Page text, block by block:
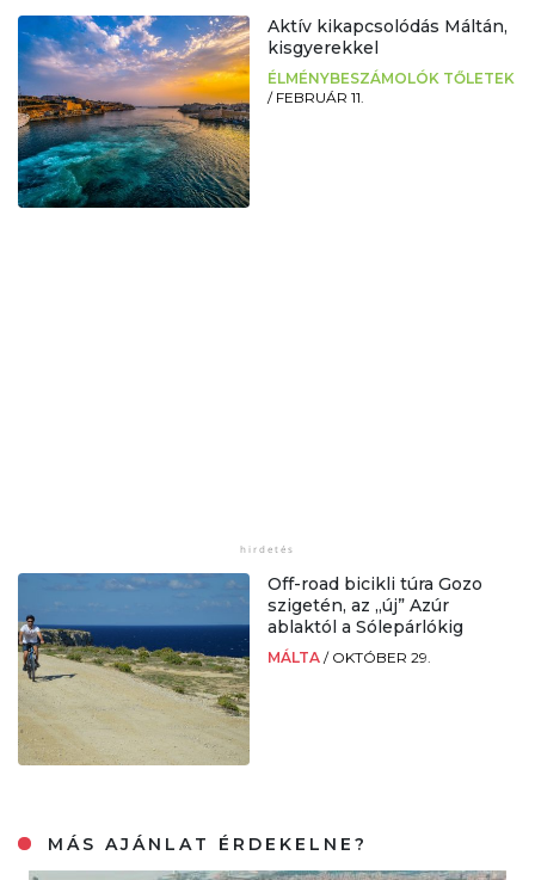
Aktív kikapcsolódás Máltán,
kisgyerekkel
ÉLMÉNYBESZÁMOLÓK TŐLETEK
/ FEBRUÁR 11.
Off-road bicikli túra Gozo
szigetén, az „új” Azúr
ablaktól a Sólepárlókig
MÁLTA / OKTÓBER 29.
MÁS AJÁNLAT ÉRDEKELNE?